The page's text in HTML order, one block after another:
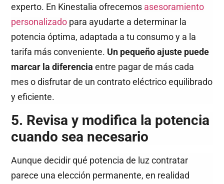
experto. En Kinestalia ofrecemos asesoramiento
personalizado para ayudarte a determinar la
potencia óptima, adaptada a tu consumo y a la
tarifa más conveniente. Un pequeño ajuste puede
marcar la diferencia entre pagar de más cada
mes o disfrutar de un contrato eléctrico equilibrado
y eficiente.
5. Revisa y modifica la potencia
cuando sea necesario
Aunque decidir qué potencia de luz contratar
parece una elección permanente, en realidad